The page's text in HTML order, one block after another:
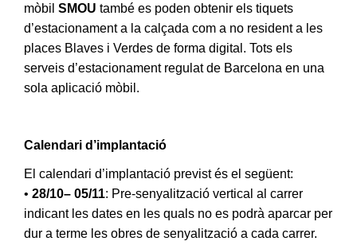
mòbil SMOU també es poden obtenir els tiquets
d’estacionament a la calçada com a no resident a les
places Blaves i Verdes de forma digital. Tots els
serveis d’estacionament regulat de Barcelona en una
sola aplicació mòbil.
Calendari d’implantació
El calendari d’implantació previst és el següent:
• 28/10– 05/11: Pre-senyalització vertical al carrer
indicant les dates en les quals no es podrà aparcar per
dur a terme les obres de senyalització a cada carrer.